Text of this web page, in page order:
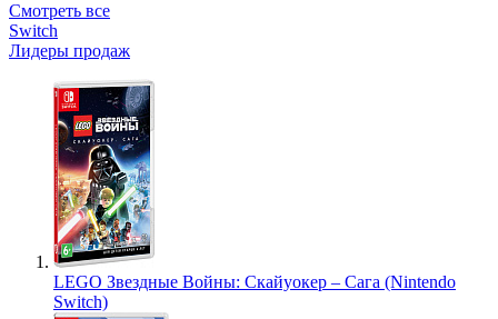
Смотреть все
Switch
Лидеры продаж
LEGO Звездные Войны: Скайуокер – Сага (Nintendo
Switch)